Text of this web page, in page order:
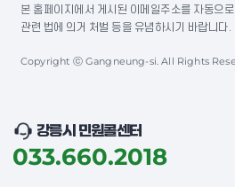
본 홈페이지에서 게시된 이메일주소를 자동으
관련 법에 의거 처벌 등을 유념하시기 바랍니다.
Copyright ⓒ Gangneung-si. All Rights
강릉시 민원콜센터
033.660.2018